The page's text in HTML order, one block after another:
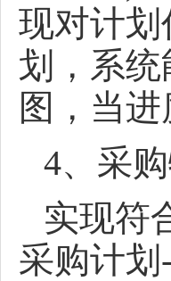
现对计
划，系
图，当
4、采
实现符
采购计